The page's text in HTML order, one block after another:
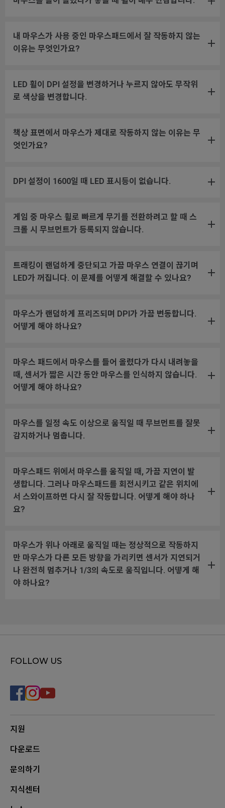
내 마우스가 사용 중인 마우스패드에서 잘 작동하지 않는
이유는 무엇인가요?
LED 휠이 DPI 설정을 변경하거나 누르지 않아도 무작위
로 색상을 변경합니다.
책상 표면에서 마우스가 제대로 작동하지 않는 이유는 무
엇인가요?
DPI 설정이 1600일 때 LED 표시등이 없습니다.
게임 중 마우스 휠로 빠르게 무기를 전환하려고 할 때 스
크롤 시 무브먼트가 등록되지 않습니다.
트래킹이 랜덤하게 중단되고 가끔 마우스 연결이 끊기며
LED가 꺼집니다. 이 문제를 어떻게 해결할 수 있나요?
마우스가 랜덤하게 프리즈되며 DPI가 가끔 변동합니다.
어떻게 해야 하나요?
마우스 패드에서 마우스를 들어 올렸다가 다시 내려놓을
때, 센서가 짧은 시간 동안 마우스를 인식하지 않습니다.
어떻게 해야 하나요?
마우스를 일정 속도 이상으로 움직일 때 무브먼트를 잘못
감지하거나 멈춥니다.
마우스패드 위에서 마우스를 움직일 때, 가끔 지연이 발
생합니다. 그러나 마우스패드를 회전시키고 같은 위치에
서 스와이프하면 다시 잘 작동합니다. 어떻게 해야 하나
요?
마우스가 위나 아래로 움직일 때는 정상적으로 작동하지
만 마우스가 다른 모든 방향을 가리키면 센서가 지연되거
나 완전히 멈추거나 1/3의 속도로 움직입니다. 어떻게 해
야 하나요?
FOLLOW US
지원
다운로드
문의하기
지식센터